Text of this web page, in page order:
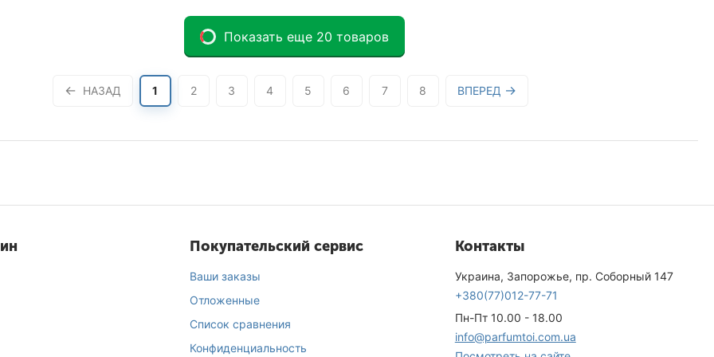
Показать еще 20 товаров
НАЗАД 1 2 3 4 5 6 7 8 ВПЕРЕД
Покупательский сервис
Ваши заказы
Отложенные
Список сравнения
Конфиденциальность
Контакты
Украина, Запорожье, пр. Соборный 147
+380(77)012-77-71
Пн-Пт 10.00 - 18.00
info@parfumtoi.com.ua